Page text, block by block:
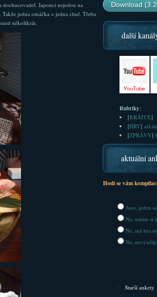
dochucovadel. Japonci nejedou na
jedna omáčka = jedna chuť. Třeba
několikrát.
Download
další
Rubriky:
[KRÁTCE]
[HRY]
[ZPRÁVY]
aktuální
Hodí se vám
Ano, jeden
Ne, umím si
Ne, má hra
Ne,
Starší ankety